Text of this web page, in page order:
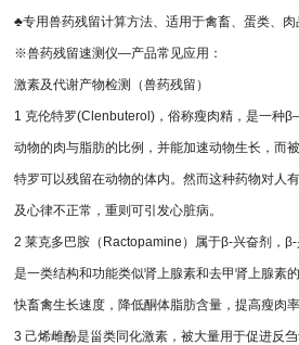
♣专用兽药残留计算方法、适用于禽畜、蛋类、
※兽药残留速测仪—产品常见应用：
激素及代谢产物检测（兽药残留）
1 克伦特罗(Clenbuterol)，俗称瘦肉精，是一种
动物的肉与脂肪的比例，并能加速动物生长，而
特罗可以残留在动物的体内。然而这种药物对人
及心律不正常，重则可引发心脏病。
2 莱克多巴胺（Ractopamine）属于β-兴奋剂，β-
是一类结构和功能类似肾上腺素和去甲肾上腺素
快畜禽生长速度，降低酮体脂肪含量，提高瘦肉率
3 己烯雌酚是甾类同化激素，被大量用于促进反